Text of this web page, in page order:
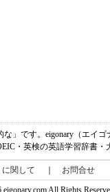
」です。eigonary（エイ
・英検の英語学習辞書・
に関して お問合せ
eigonary.com All Rights